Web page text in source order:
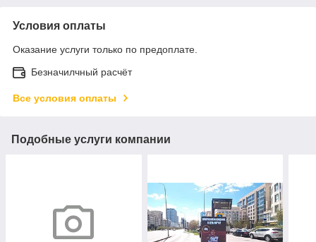
Условия оплаты
Оказание услуги только по предоплате.
Безначилчный расчёт
Все условия оплаты
Подобные услуги компании